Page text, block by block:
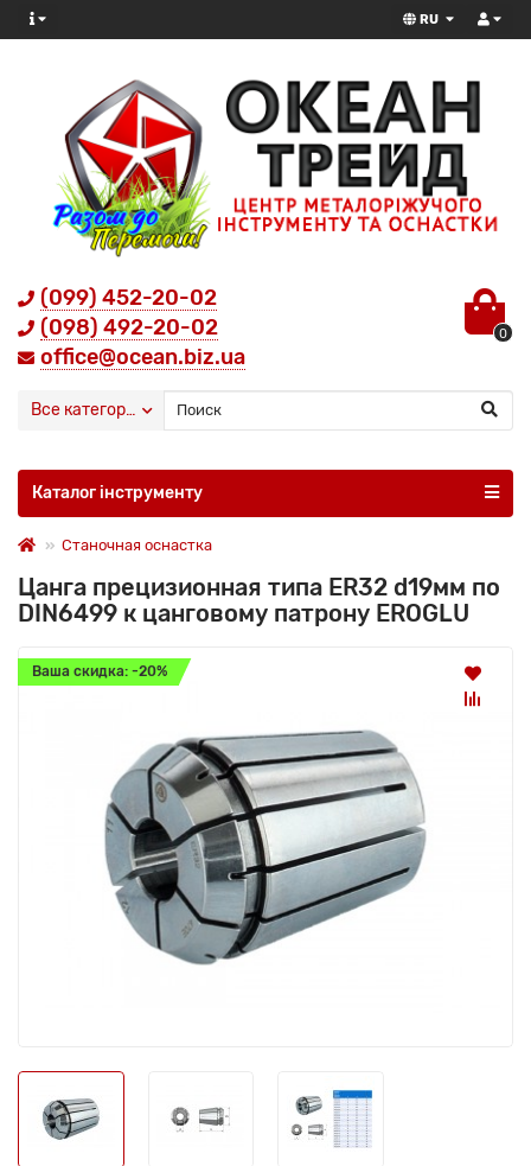
RU
(099) 452-20-02
(098) 492-20-02
office@ocean.biz.ua
0
Все категории
Каталог інструменту
Станочная оснастка
Цанга прецизионная типа ER32 d19мм по
DIN6499 к цанговому патрону EROGLU
Ваша скидка: -20%